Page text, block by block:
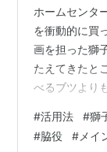
ホームセンタ
を衝動的に買
画を担った獅
たえてきたと
べるブツより
い。 お肉をタ
にしてみたが
#活用法 #獅
#脇役 # メイ